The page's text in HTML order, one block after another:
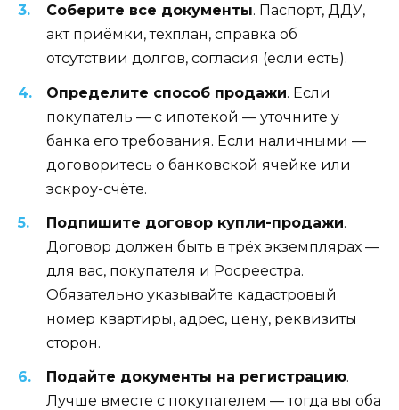
Соберите все документы. Паспорт, ДДУ,
акт приёмки, техплан, справка об
отсутствии долгов, согласия (если есть).
Определите способ продажи. Если
покупатель — с ипотекой — уточните у
банка его требования. Если наличными —
договоритесь о банковской ячейке или
эскроу-счёте.
Подпишите договор купли-продажи.
Договор должен быть в трёх экземплярах —
для вас, покупателя и Росреестра.
Обязательно указывайте кадастровый
номер квартиры, адрес, цену, реквизиты
сторон.
Подайте документы на регистрацию.
Лучше вместе с покупателем — тогда вы оба